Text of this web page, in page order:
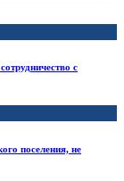
с
поселения, не